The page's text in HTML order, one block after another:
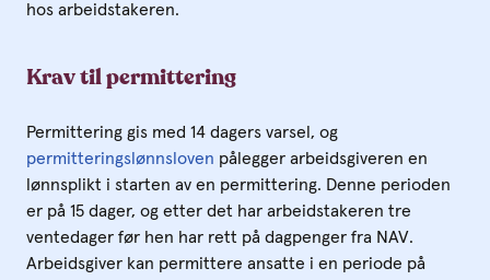
hos arbeidstakeren.
Krav til permittering
Permittering gis med 14 dagers varsel, og
permitteringslønnsloven pålegger arbeidsgiveren en
lønnsplikt i starten av en permittering. Denne perioden
er på 15 dager, og etter det har arbeidstakeren tre
ventedager før hen har rett på dagpenger fra NAV.
Arbeidsgiver kan permittere ansatte i en periode på